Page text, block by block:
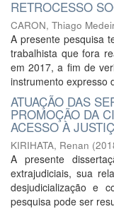
RETROCESSO
CARON, Thiago
A presente pesquisa
trabalhista que fora
em 2017, a fim de
instrumento expresso
ATUAÇÃO DAS
PROMOÇÃO DA
ACESSO À
KIRIHATA, Renan (
A presente
extrajudiciais, sua
desjudicialização e
pesquisa pode ser